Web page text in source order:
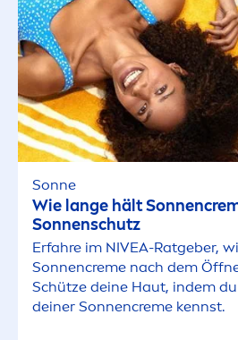
Sonne
Wie lange hält Sonnen
Sonnenschutz
Erfahre im NIVEA-Ratgeber,
Sonnencreme nach dem
Schütze deine Haut, indem
deiner Sonnencreme kennst.